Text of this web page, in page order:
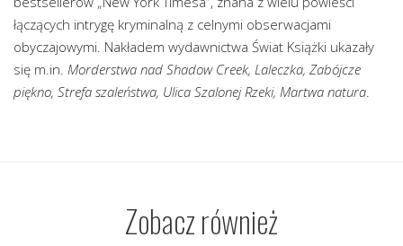
łączących intrygę kryminalną z celnymi obserwacjami
obyczajowymi. Nakładem wydawnictwa Świat Książki ukazały
się m.in. Morderstwa nad Shadow Creek, Laleczka, Zabójcze
piękno, Strefa szaleństwa, Ulica Szalonej Rzeki, Martwa natura.
Zobacz również